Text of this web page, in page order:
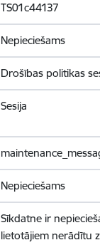
TS01c44137
Nepieciešams
Drošības politikas
Sesija
Nepieciešams
Sīkdatne ir
lietotājiem nerādītu